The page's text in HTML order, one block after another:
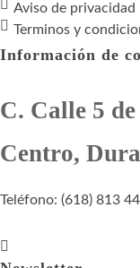
Aviso de privacidad
Terminos y
Información de
C. Calle 5
Centro,
Teléfono: (618) 813